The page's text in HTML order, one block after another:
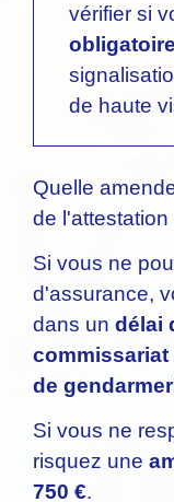
vérifier si
de haute
Quelle
de
Si vous ne
d'assurance,
dans un délai
commissariat
de
Si vous ne
risquez une
750 €.